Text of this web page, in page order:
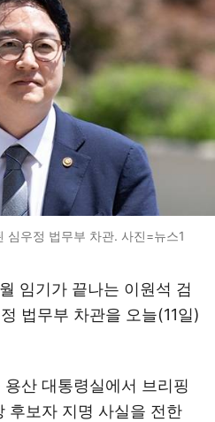
심우정 법무부 차관. 사진=뉴스1
임기가 끝나는 이원석 검
법무부 차관을 오늘(11일)
산 대통령실에서 브리핑
후보자 지명 사실을 전한